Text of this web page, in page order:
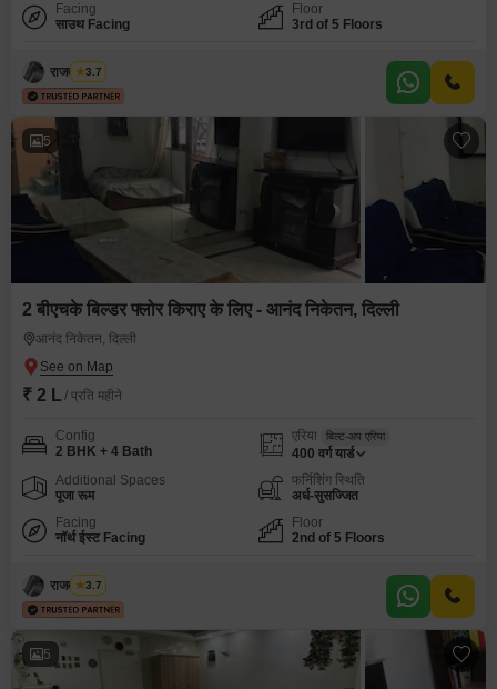
Facing
साउथ Facing
Floor
3rd of 5 Floors
राजवीर सिंघ
3.7
5
2 बीएचके बिल्डर फ्लोर किराए के लिए - आनंद निकेतन, दिल्ली
आनंद निकेतन, दिल्ली
₹ 2 L / प्रति महीने
Config
2 BHK + 4 Bath
एरिया बिल्ट-अप एरिया
400 वर्ग यार्ड
Additional Spaces
पूजा रूम
फर्निशिंग स्थिति
अर्ध-सुसज्जित
Facing
नॉर्थ ईस्ट Facing
Floor
2nd of 5 Floors
राजवीर सिंघ
3.7
5